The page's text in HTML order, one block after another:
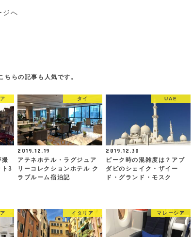
ジへ
ちらの記事も人気です。
撮
ト3
タイ
2019.12.19
アテネホテル・ラグジュア
リーコレクションホテル ク
ラブルーム宿泊記
UAE
2019.12.30
ピーク時の混雑度は？アブ
ダビのシェイク・ザイー
ド・グランド・モスク
イタリア マレーシア